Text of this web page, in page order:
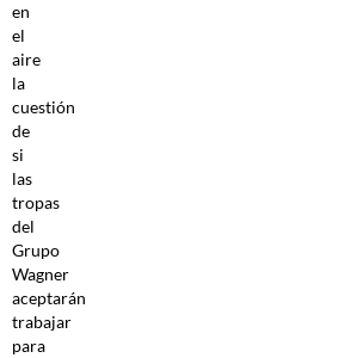
en
el
aire
la
cuestión
de
si
las
tropas
del
Grupo
Wagner
aceptarán
trabajar
para